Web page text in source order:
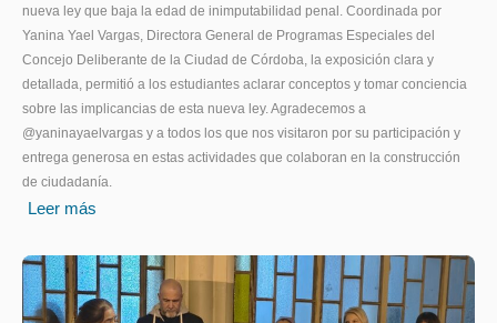
nueva ley que baja la edad de inimputabilidad penal. Coordinada por
Yanina Yael Vargas, Directora General de Programas Especiales del
Concejo Deliberante de la Ciudad de Córdoba, la exposición clara y
detallada, permitió a los estudiantes aclarar conceptos y tomar conciencia
sobre las implicancias de esta nueva ley. Agradecemos a
@yaninayaelvargas y a todos los que nos visitaron por su participación y
entrega generosa en estas actividades que colaboran en la construcción
de ciudadanía.
Leer más